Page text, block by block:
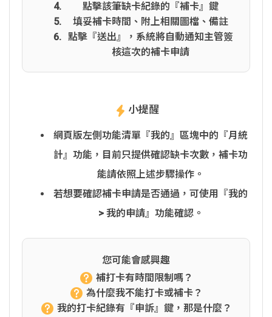
點擊該筆缺卡紀錄的『補卡』鍵
填妥補卡時間、附上相關圖檔、備註
點擊『送出』，系統將自動通知主管簽
核這次的補卡申請
小提醒
網頁版左側功能清單『我的』區塊中的『月統
計』功能，目前只提供確認缺卡次數，補卡功
能請依照上述步驟操作。
若想要確認補卡申請是否通過，可使用『我的
> 我的申請』功能確認。
您可能會感興趣
補打卡有時間限制嗎？
為什麼我不能打卡或補卡？
我的打卡紀錄有『申訴』鍵，那是什麼？